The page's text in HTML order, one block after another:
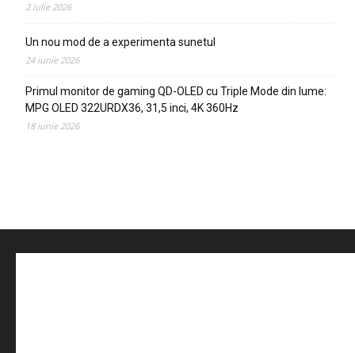
2 iulie 2026
Un nou mod de a experimenta sunetul
24 iunie 2026
Primul monitor de gaming QD-OLED cu Triple Mode din lume:
MPG OLED 322URDX36, 31,5 inci, 4K 360Hz
18 iunie 2026